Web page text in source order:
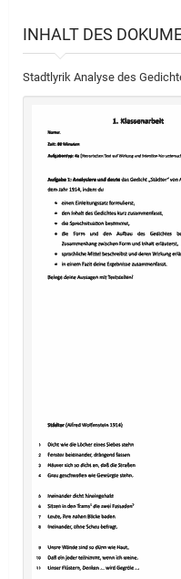
INHALT DES
Stadtlyrik Analyse des